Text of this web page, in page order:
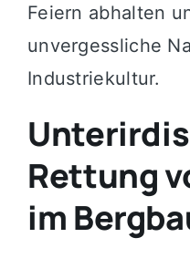
Feiern abhalten
unvergessliche
Industriekultur.
Rettung
im